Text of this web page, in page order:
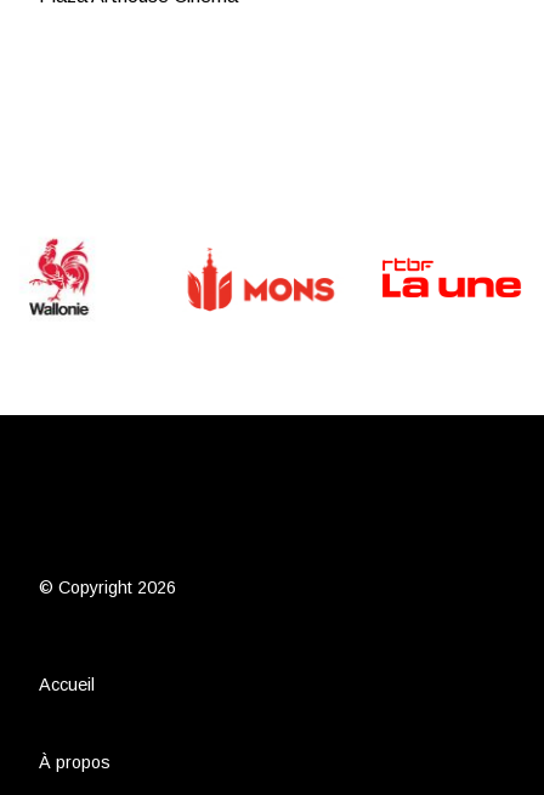
© Copyright 2026
Accueil
À propos